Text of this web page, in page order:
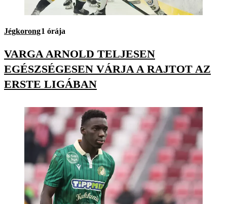
Jégkorong1 órája
VARGA ARNOLD TELJESEN
EGÉSZSÉGESEN VÁRJA A RAJTOT AZ
ERSTE LIGÁBAN